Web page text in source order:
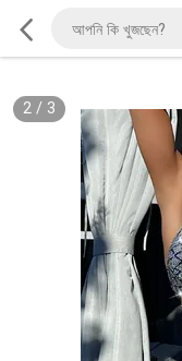
2/ 3